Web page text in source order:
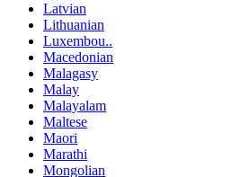
Latvian
Lithuanian
Luxembou..
Macedonian
Malagasy
Malay
Malayalam
Maltese
Maori
Marathi
Mongolian